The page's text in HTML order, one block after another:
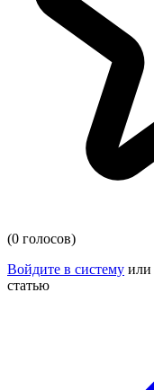
(0 голосов)
Войдите в систему или
статью